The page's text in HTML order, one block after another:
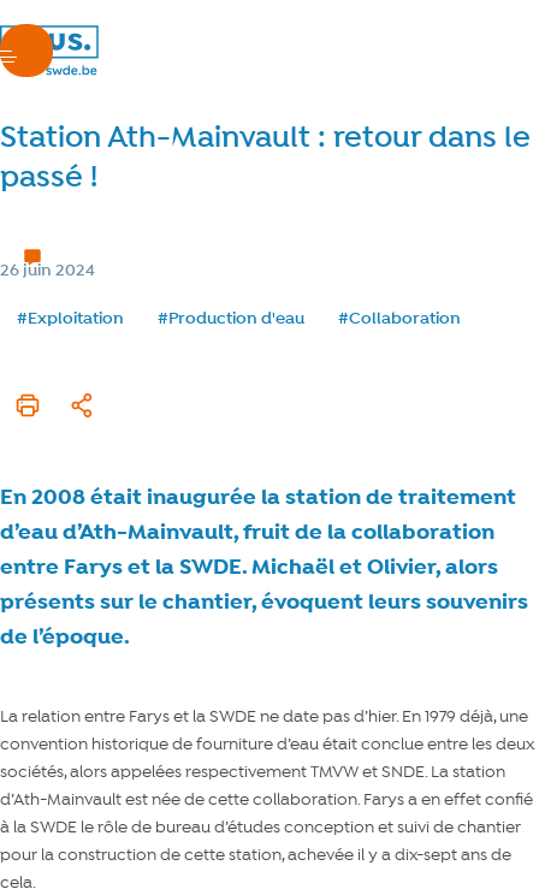
nous.swde
menu
Station Ath-Mainvault : retour dans le
passé !
Catégorie
Date de publication
26 juin 2024
Tags
#Exploitation #Production d'eau #Collaboration
Imprimer cet article
Partager
En 2008 était inaugurée la station de traitement
d’eau d’Ath-Mainvault, fruit de la collaboration
entre Farys et la SWDE. Michaël et Olivier, alors
présents sur le chantier, évoquent leurs souvenirs
de l’époque.
La relation entre Farys et la SWDE ne date pas d’hier. En 1979 déjà, une
convention historique de fourniture d’eau était conclue entre les deux
sociétés, alors appelées respectivement TMVW et SNDE. La station
d’Ath-Mainvault est née de cette collaboration. Farys a en effet confié
à la SWDE le rôle de bureau d’études conception et suivi de chantier
pour la construction de cette station, achevée il y a dix-sept ans de
cela.